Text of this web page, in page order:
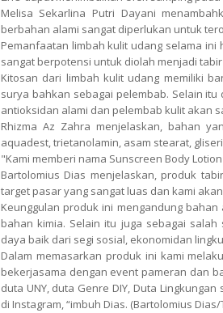
Melisa Sekarlina Putri Dayani
berbahan alami sangat diperlukan untuk
Pemanfaatan limbah kulit udang selama
sangat berpotensi untuk diolah menjadi
Kitosan dari limbah kulit udang memiliki
surya bahkan sebagai pelembab. Selain
antioksidan alami dan pelembab kulit akan
Rhizma Az Zahra menjelaskan, bahan
aquadest, trietanolamin, asam stearat,
"Kami memberi nama Sunscreen Body
Bartolomius Dias menjelaskan, produk
target pasar yang sangat luas dan kami
Keunggulan produk ini mengandung
bahan kimia. Selain itu juga sebagai
daya baik dari segi sosial, ekonomidan
Dalam memasarkan produk ini kami
bekerjasama dengan event pameran dan
duta UNY, duta Genre DIY, Duta
di Instagram, “imbuh Dias. (Bartolomius Dias/